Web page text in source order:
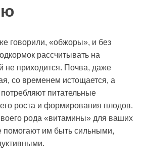
говорили, «обжоры», и без
рассчитывать на
не приходится. Почва, даже
со временем истощается, а
питательные
роста и формирования плодов.
рода «витамины» для ваших
помогают им быть сильными,